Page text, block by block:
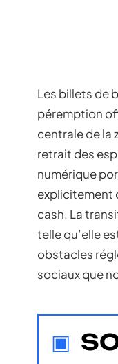
Les billets de
péremption
centrale de la
retrait des
numérique
explicitement
cash. La
telle qu’elle
obstacles
sociaux que